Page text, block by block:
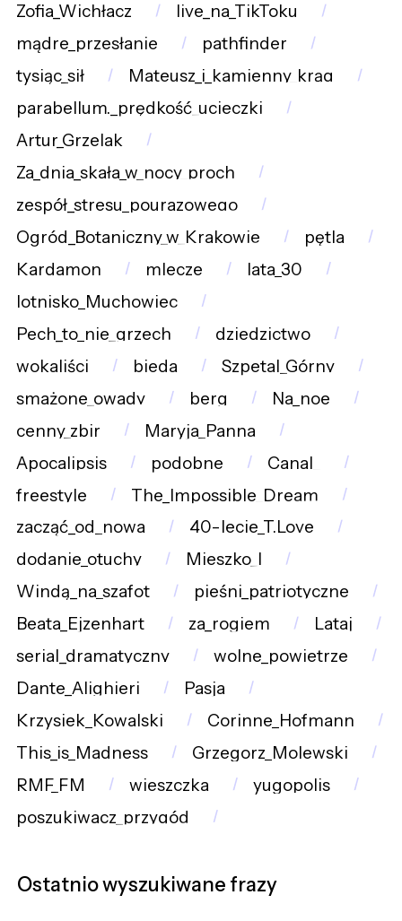
Zofia_Wichłacz
live_na_TikToku
mądre_przesłanie
pathfinder
tysiąc_sił
Mateusz_i_kamienny_krąg
parabellum._prędkość_ucieczki
Artur_Grzelak
Za_dnia_skała_w_nocy_proch
zespół_stresu_pourazowego
Ogród_Botaniczny_w_Krakowie
pętla
Kardamon
mlecze
lata_30
lotnisko_Muchowiec
Pech_to_nie_grzech
dziedzictwo
wokaliści
bieda
Szpetal_Górny
smażone_owady
berg
Na_noe
cenny_zbir
Maryja_Panna
Apocalipsis
podobne
Canal_
freestyle
The_Impossible_Dream
zacząć_od_nowa
40-lecie_T.Love
dodanie_otuchy
Mieszko_I
Windą_na_szafot
pieśni_patriotyczne
Beata_Ejzenhart
za_rogiem
Lataj
serial_dramatyczny
wolne_powietrze
Dante_Alighieri
Pasja
Krzysiek_Kowalski
Corinne_Hofmann
This_is_Madness
Grzegorz_Molewski
RMF_FM
wieszczka
yugopolis
poszukiwacz_przygód
Ostatnio wyszukiwane frazy